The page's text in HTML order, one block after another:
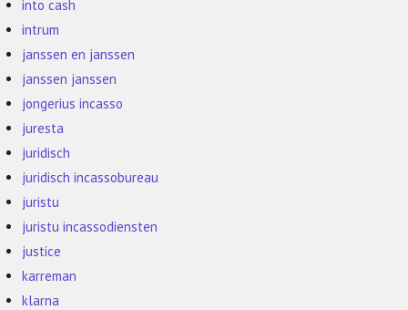
into cash
intrum
janssen en janssen
janssen janssen
jongerius incasso
juresta
juridisch
juridisch incassobureau
juristu
juristu incassodiensten
justice
karreman
klarna